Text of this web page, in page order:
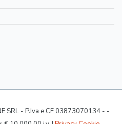
SRL - P.Iva e CF 03873070134 - -